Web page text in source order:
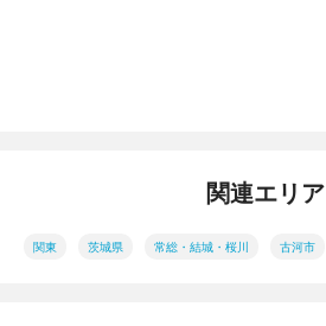
関連エリア
関東 茨城県 常総・結城・桜川 古河市